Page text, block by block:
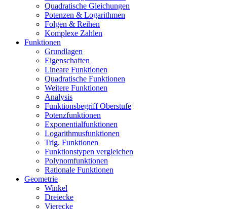
Quadratische Gleichungen
Potenzen & Logarithmen
Folgen & Reihen
Komplexe Zahlen
Funktionen
Grundlagen
Eigenschaften
Lineare Funktionen
Quadratische Funktionen
Weitere Funktionen
Analysis
Funktionsbegriff Oberstufe
Potenzfunktionen
Exponentialfunktionen
Logarithmusfunktionen
Trig. Funktionen
Funktionstypen vergleichen
Polynomfunktionen
Rationale Funktionen
Geometrie
Winkel
Dreiecke
Vierecke